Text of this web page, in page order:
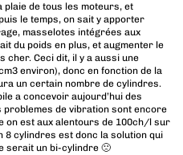
plaie de tous les moteurs, et
le temps, on sait y apporter
masselotes intégrées aux
du poids en plus, et augmenter le
cher. Ceci dit, il y a aussi une
environ), donc en fonction de la
un certain nombre de cylindres.
a concevoir aujourd’hui des
de vibration sont encore
on est aux alentours de 100ch/l sur
8 cylindres est donc la solution qui
serait un bi-cylindre 🙁